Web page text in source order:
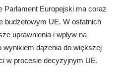
Parlament Europejski ma coraz
budżetowym UE. W ostatnich
uprawnienia i wpływ na
wynikiem dążenia do większej
w procesie decyzyjnym UE.